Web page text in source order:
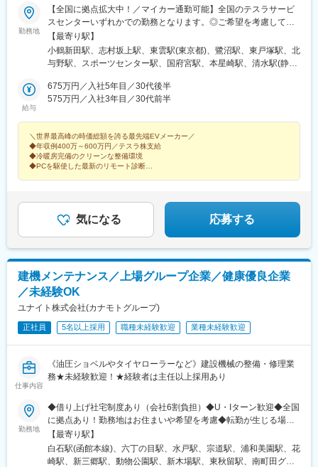
勤務地
【全国に拠点拡大中！／マイカー通勤可能】全国のテスラサービ
スセンターいずれかでの勤務となります。◎ご希望を考慮して配
属（U・Iターンも歓迎！）【北海道・東北】 北海道★宮城県（仙
台市） 【関東】東京都（板橋区／江東区） 千葉県（千葉市）神奈
川県（横浜市／川崎市） 埼玉県（さいたま市／川越市） 群馬県★
市）岐阜県★富山県★ 【近畿】 大阪府（豊中市／堺市） 兵庫県
（明石市）★京都府（京都市） 【中国】 広島県（広島市）岡山県
後オープン予定も含めた拠点です。＼クリーンで清潔感にあふれ
た職場／サービスセンター内は冷暖房完備。エンジンオイルの交
換作業がないため、工場内は驚くほどクリーンで静かです。白い
壁に囲まれた、まるでラボ（研究所）のようなスタイリッシュな
現することが可能です。
【最寄り駅】
小鶴新田駅、志村坂上駅、東雲駅(東京都)、鷺沼駅、東戸塚駅、北
与野駅、スポーツセンター駅、国府宮駅、本星崎駅、清水駅(静岡
駅、雁ノ巣駅、志村三丁目駅、辰巳駅、中百舌鳥駅、西広島駅、
福島町駅
給与
675万円／入社5年目／30代後半
575万円／入社3年目／30代前半
＼世界最高峰の時価総額を誇る最先端EVメーカー／
◆年収例400万～600万円／テスラ株支給
◆冷暖房完備のクリーンな整備環境
◆PCを駆使した最新のリモート診断
気になる 応募する
建機メンテナンス／上場グループ企業／健康優良企業
／未経験OK
ユナイト株式会社(カナモトグループ)
正社員 5名以上採用 職種未経験歓迎 業種未経験歓迎
仕事内容
《油圧ショベルやタイヤローラーなど》建設機械の整備・修理業
務★未経験歓迎！★経験者は主任以上採用あり
勤務地
◆借り上げ社宅制度あり（会社6割負担）◆U・Iターン歓迎◆全国
に拠点あり！勤務地はお住まいや希望を考慮◆転勤が生じる場合
は事前相談◆車通勤OK＝＝＝＝＝＝＝＝＝＝＝＝＝＝＝＝＝＝＝
＝＝＝＝【※重点募集エリア※】・名古屋営業所 愛知県名古屋
市・名北営業所 愛知県春日井市・東京営業所 東京都江東
【最寄り駅】
白石駅(函館本線)、六丁の目駅、水戸駅、宗道駅、浦和美園駅、花
崎駅、新三郷駅、動物公園駅、新木場駅、東秋留駅、南町田グラ